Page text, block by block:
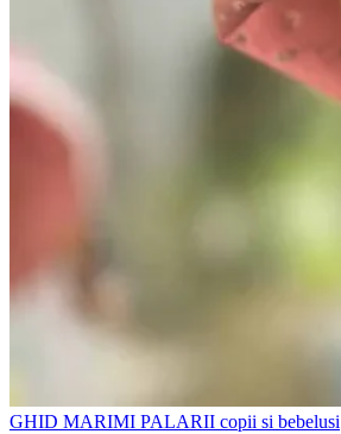
GHID MARIMI PALARII copii si bebelusi